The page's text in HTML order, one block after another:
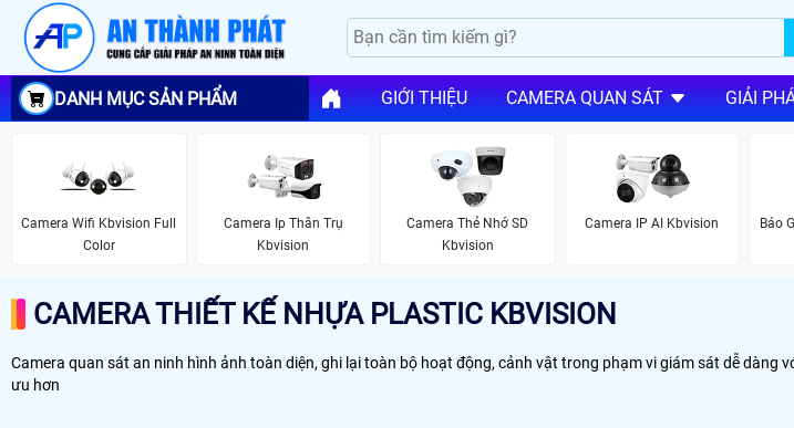
DANH MỤC SẢN PHẨM GIỚI THIỆU CAMERA QUAN SÁT GIẢI
Camera Wifi Kbvision Full
Color
Camera Ip Thân Trụ
Kbvision
Camera Thẻ Nhớ SD
Kbvision
Camera IP AI Kbvision Báo
CAMERA THIẾT KẾ NHỰA PLASTIC KBVISION
Camera quan sát an ninh hình ảnh toàn diện, ghi lại toàn bộ hoạt động, cảnh vật trong phạm vi giám sát dễ
ưu hơn